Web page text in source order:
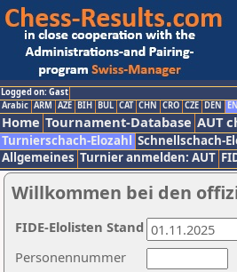
Logged on: Gast
Arabic ARM AZE BIH BUL CAT CHN CRO CZE DEN
Home Tournament-Database AUT
Turnierschach-Elozahl Schnellschach-
Allgemeines Turnier anmelden: AUT
Willkommen bei den
Personennummer
FIDE-Elolisten Stand